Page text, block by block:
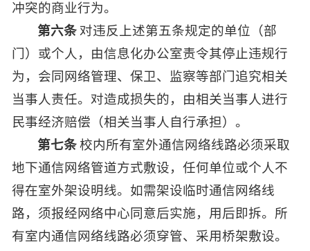
冲突的商业行为。
第六条 对违反上述第五条规定的单位（部
门）或个人，由信息化办公室责令其停止违规行
为，会同网络管理、保卫、监察等部门追究相关
当事人责任。对造成损失的，由相关当事人进行
民事经济赔偿（相关当事人自行承担）。
第七条 校内所有室外通信网络线路必须采取
地下通信网络管道方式敷设，任何单位或个人不
得在室外架设明线。如需架设临时通信网络线
路，须报经网络中心同意后实施，用后即拆。所
有室内通信网络线路必须穿管、采用桥架敷设。